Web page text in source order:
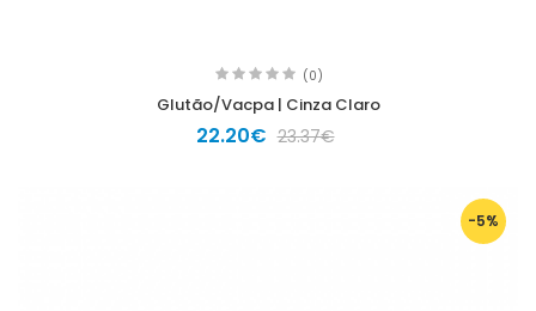
(0)
Glutão/Vacpa | Cinza Claro
22.20€ 23.37€
-5%